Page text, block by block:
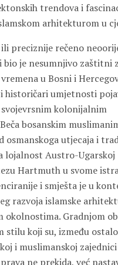
trendova i
arhitekturom u
ili preciznije rečeno
je nesumnjivo zaštitni
u Bosni i
historičari umjetnosti
kolonijalnim
bosanskim
osmanskoga utjecaja i
lojalnost Austro-Ugarskoj
Hartmuth u svome
i smješta je u
razvoja islamske
okolnostima. Gradnjom
stilu koji su, između
i muslimanskoj zajednici
ne prekida, već